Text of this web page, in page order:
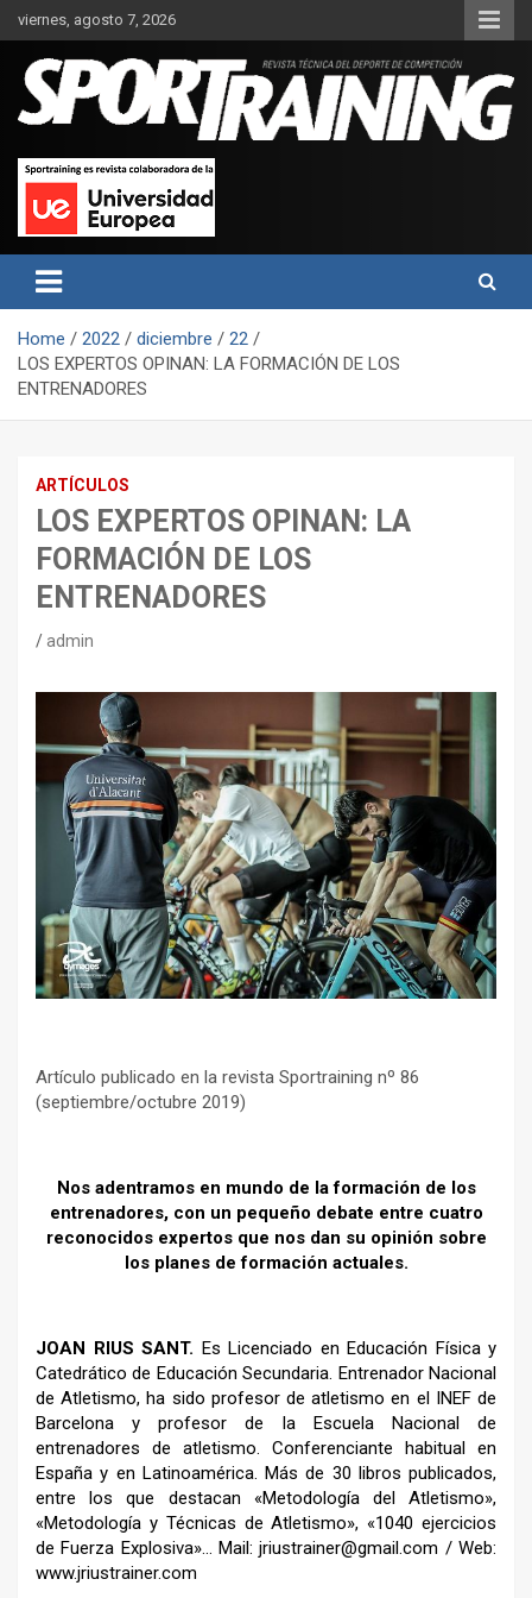
Skip
to
content
viernes, agosto 7, 2026
Revista técnica del deporte
Sport Training
rendimiento, nutrición y entrenamiento.
Home 2022 diciembre
22
LOS EXPERTOS OPINAN: LA FORMACIÓN DE LOS
ENTRENADORES
ARTÍCULOS
LOS EXPERTOS OPINAN: LA
FORMACIÓN DE LOS
ENTRENADORES
admin
Artículo publicado en la revista Sportraining nº 86
(septiembre/octubre 2019)
Nos adentramos en mundo de la formación de los
entrenadores, con un pequeño debate entre cuatro
reconocidos expertos que nos dan su opinión sobre
los planes de formación actuales.
JOAN RIUS SANT. Es Licenciado en Educación Física y
Catedrático de Educación Secundaria. Entrenador Nacional
de Atletismo, ha sido profesor de atletismo en el INEF de
Barcelona y profesor de la Escuela Nacional de
entrenadores de atletismo. Conferenciante habitual en
España y en Latinoamérica. Más de 30 libros publicados,
entre los que destacan «Metodología del Atletismo»,
«Metodología y Técnicas de Atletismo», «1040 ejercicios
de Fuerza Explosiva»… Mail: jriustrainer@gmail.com / Web:
www.jriustrainer.com